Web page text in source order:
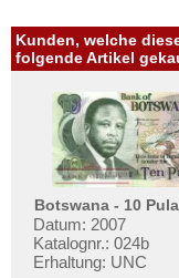
Kontakt
Informationen
Preislisten
Ankauf
Erhaltungsgrade
Gratisbanknoten
FAQ
Kunden, welche
folgende Artikel
Botswana - 10
Datum: 2007
Katalognr.: 024b
Erhaltung: UNC